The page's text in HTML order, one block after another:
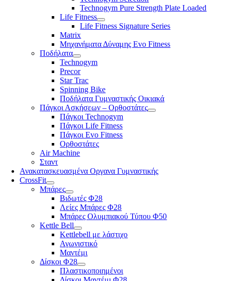
Technogym Pure Strength Plate Loaded
Life Fitness
Life Fitness Signature Series
Matrix
Μηχανήματα Δύναμης Evo Fitness
Ποδήλατα
Technogym
Precor
Star Trac
Spinning Bike
Ποδήλατα Γυμναστικής Οικιακά
Πάγκοι Ασκήσεων – Ορθοστάτες
Πάγκοι Technogym
Πάγκοι Life Fitness
Πάγκοι Evo Fitness
Ορθοστάτες
Air Machine
Σταντ
Ανακατασκευασμένα Οργανα Γυμναστικής
CrossFit
Μπάρες
Βιδωτές Φ28
Λείες Μπάρες Φ28
Μπάρες Ολυμπιακού Τύπου Φ50
Kettle Bell
Kettlebell με λάστιχο
Αγωνιστικό
Μαντέμι
Δίσκοι Φ28
Πλαστικοποιημένοι